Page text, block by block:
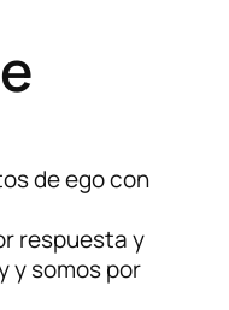
de ego con
respuesta y
y somos por